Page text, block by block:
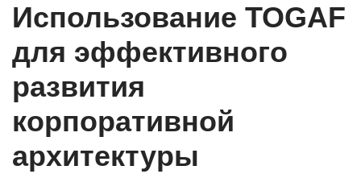
Использование TOGAF
для эффективного
развития
корпоративной
архитектуры